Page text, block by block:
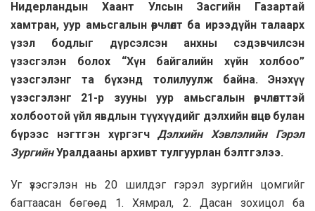
Нидерландын Хаант Улсын Засгийн Газартай
хамтран, уур амьсгалын өөрчлөлт ба ирээдүйн талаарх
үзэл бодлыг дүрсэлсэн анхны сэдэвчилсэн
үзэсгэлэн болох “Хүн байгалийн хүйн холбоо”
үзэсгэлэнг та бүхэнд толилуулж байна. Энэхүү
үзэсгэлэнг 21-р зууны уур амьсгалын өөрчлөлттэй
холбоотой үйл явдлын түүхүүдийг дэлхийн өнцөг булан
бүрээс нэгтгэн хүргэгчДэлхийн Хэвлэлийн Гэрэл
ЗургийнУралдааны архивт тулгуурлан бэлтгэлээ.
Уг үзэсгэлэн нь 20 шилдэг гэрэл зургийн цомгийг
багтаасан бөгөөд 1. Хямрал, 2. Дасан зохицол ба